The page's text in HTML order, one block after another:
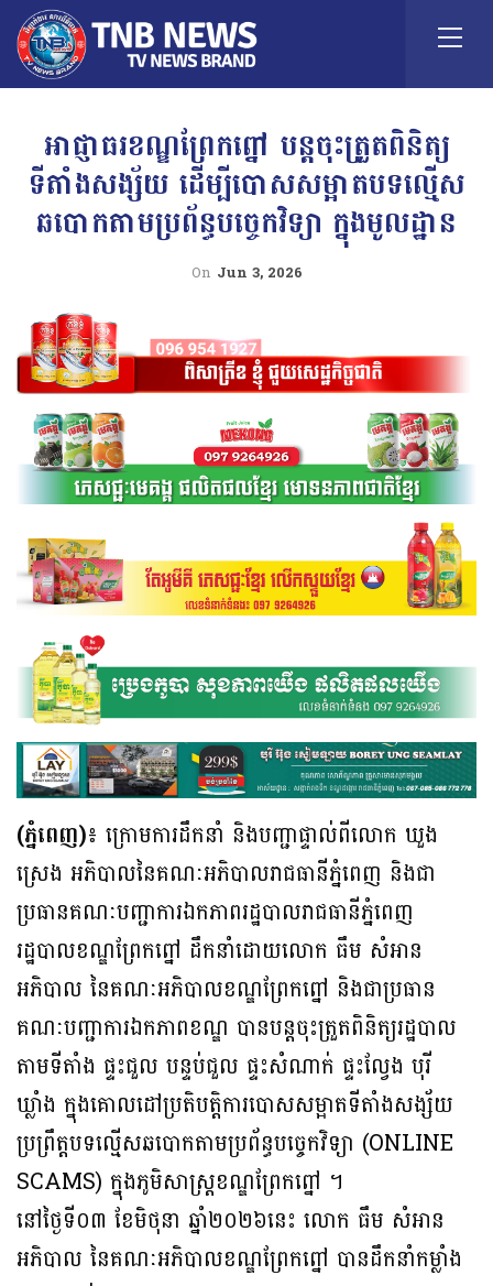
អាជ្ញាធរខណ្ឌព្រែកព្នៅ បន្តចុះត្រួតពិនិត្យ
ទីតាំងសង្ស័យ ដើម្បីបោសសម្អាតបទល្មើស
ឆបោកតាមប្រព័ន្ធបច្ចេកវិទ្យា ក្នុងមូលដ្ឋាន
On Jun 3, 2026
(ភ្នំពេញ)៖ ក្រោមការដឹកនាំ និងបញ្ជាផ្ទាល់ពីលោក ឃួង
ស្រេង អភិបាលនៃគណៈអភិបាលរាជធានីភ្នំពេញ និងជា
ប្រធានគណៈបញ្ជាការឯកភាពរដ្ឋបាលរាជធានីភ្នំពេញ
រដ្ឋបាលខណ្ឌព្រែកព្នៅ ដឹកនាំដោយលោក ធឹម សំអាន
អភិបាល នៃគណៈអភិបាលខណ្ឌព្រែកព្នៅ និងជាប្រធាន
គណៈបញ្ជាការឯកភាពខណ្ឌ បានបន្តចុះត្រួតពិនិត្យរដ្ឋបាល
តាមទីតាំង ផ្ទះជួល បន្ទប់ជួល ផ្ទះសំណាក់ ផ្ទះល្វែង បុរី
ឃ្លាំង ក្នុងគោលដៅប្រតិបត្តិការបោសសម្អាតទីតាំងសង្ស័យ
ប្រព្រឹត្តបទល្មើសឆបោកតាមប្រព័ន្ធបច្ចេកវិទ្យា (ONLINE
SCAMS) ក្នុងភូមិសាស្ដ្រខណ្ឌព្រែកព្នៅ ។
នៅថ្ងៃទី០៣ ខែមិថុនា ឆ្នាំ២០២៦នេះ លោក ធឹម សំអាន
អភិបាល នៃគណៈអភិបាលខណ្ឌព្រែកព្នៅ បានដឹកនាំកម្លាំង